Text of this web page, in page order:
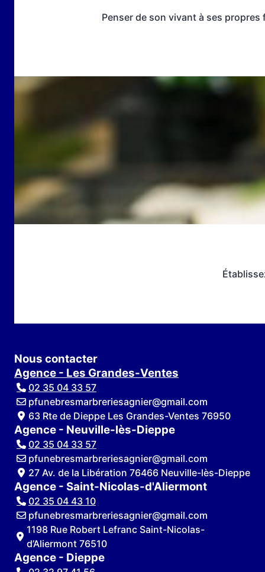
Penser de son vivant à ses
Nous contacter
Agence - Les Grandes-Ventes
02 35 04 33 57
pfunebresmarbreriesagnier@gmail.com
63 Rte de Dieppe Les Grandes-Ventes 76950
Agence - Neuville-lès-Dieppe
02 35 04 33 57
pfunebresmarbreriesagnier@gmail.com
27 Av. de la Libération 76466 Neuville-lès-Dieppe
Agence - Saint-Nicolas-d'Aliermont
02 35 04 43 10
pfunebresmarbreriesagnier@gmail.com
1198 Rue Robert Lefranc Saint-Nicolas-
d’Aliermont 76510
Agence - Dieppe